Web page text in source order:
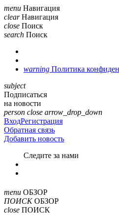
menu Навигация
clear Навигация
close Поиск
search Поиск
warning Политика
subject
Подписаться
на новости
person close arrow_drop_down
ВходРегистрация
Обратная связь
Добавить новость
Cледите за нами
menu ОБЗОР
ПОИСК ОБЗОР
close ПОИСК